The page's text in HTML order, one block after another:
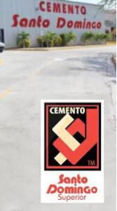
como
el oro y reafirma